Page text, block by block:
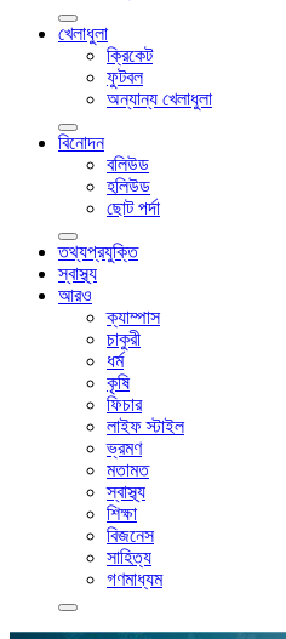
খেলাধুলা
ক্রিকেট
ফুটবল
অন্যান্য খেলাধুলা
বিনোদন
বলিউড
হলিউড
ছোট পর্দা
তথ্যপ্রযুক্তি
স্বাস্থ্য
আরও
ক্যাম্পাস
চাকুরী
ধর্ম
কৃষি
ফিচার
লাইফ স্টাইল
ভ্রমণ
মতামত
স্বাস্থ্য
শিক্ষা
বিজনেস
সাহিত্য
গণমাধ্যম